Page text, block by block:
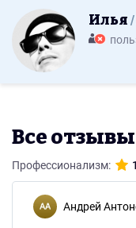
Илья
Все отзывы
Профессионализм:
Андрей